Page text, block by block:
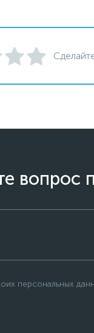
вопрос
персональных